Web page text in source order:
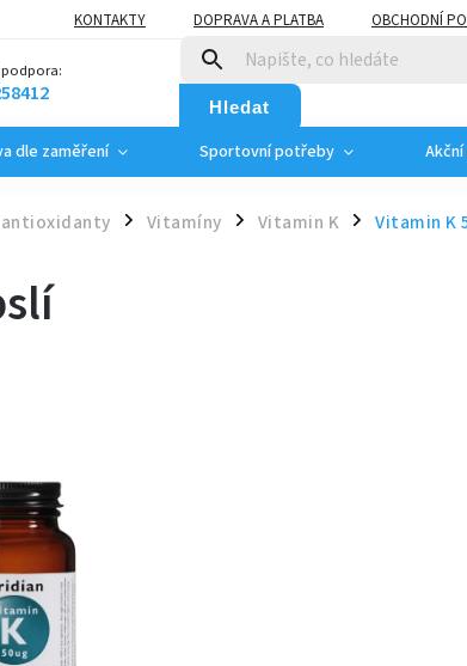
KONTAKTY DOPRAVA A PLATBA OBCHODNÍ
Hledat
dle zaměření Sportovní potřeby
/ Vitamíny / Vitamin K / Vitamin K